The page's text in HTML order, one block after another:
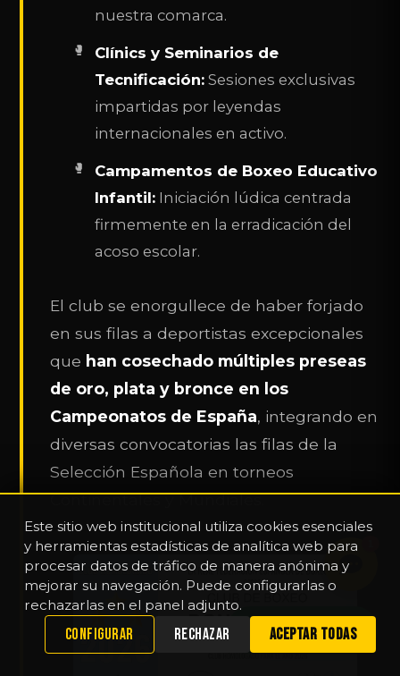
nuestra comarca.
Clínics y Seminarios de
Tecnificación: Sesiones exclusivas
impartidas por leyendas
internacionales en activo.
Campamentos de Boxeo Educativo
Infantil: Iniciación lúdica centrada
firmemente en la erradicación del
acoso escolar.
El club se enorgullece de haber forjado
en sus filas a deportistas excepcionales
que han cosechado múltiples preseas
de oro, plata y bronce en los
Campeonatos de España, integrando en
diversas convocatorias las filas de la
Selección Española en torneos
Continentales y Mundiales.
WHATSAPP
Este sitio web institucional utiliza cookies esenciales
y herramientas estadísticas de analítica web para
procesar datos de tráfico de manera anónima y
mejorar su navegación. Puede configurarlas o
rechazarlas en el panel adjunto.
CONFIGURAR RECHAZAR ACEPTAR TODAS